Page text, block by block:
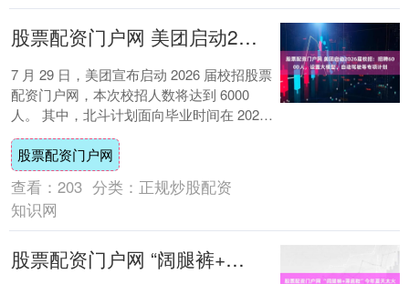
股票配资门户网 美团启动2026届校招：招聘6000人，设置大模型、自动驾驶等专项计划
7 月 29 日，美团宣布启动 2026 届校招股票
配资门户网，本次校招人数将达到 6000
人。 其中，北斗计划面向毕业时间在 2025
年 1 月 - 到 ....
股票配资门户网
查看： 203 分类： 正规炒股配资
知识网
股票配资门户网 “阔腿裤+薄底鞋”今年夏天太火了！时髦松弛又好看